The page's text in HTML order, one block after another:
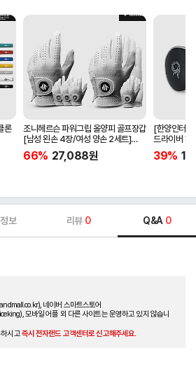
론
조니헤르슨 파워그립 올양피 골프장갑
[남성 왼손 4장/여성 양손 2세트]
[화이트][케이스포함]
66% 27,088원
[한양인터
드라이버 헤
[HD-302]
39%
보 리뷰 0 Q&A 0
네이버 스마트스토어
모바일 어플 외 다른 사이트는 운영하고 있지 않습니
시고즉시 전자랜드 고객센터로 신고해주세요.